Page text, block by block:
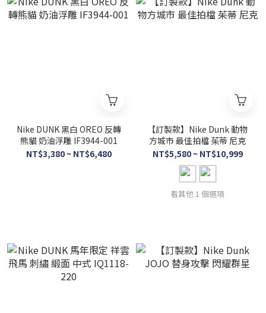
Nike DUNK 黑白 OREO 反轉
熊貓 奶油浮雕 IF3944-001
NT$3,380 ~ NT$6,480
【訂製款】Nike Dunk 動物
方城市 最佳拍檔 茱蒂 尼克
NT$5,580 ~ NT$10,999
看其他 1 個選項